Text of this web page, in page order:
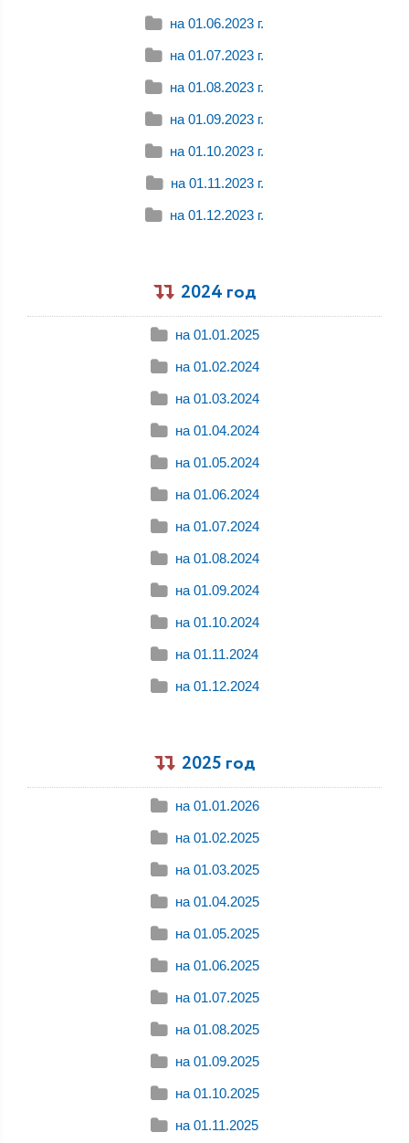
на 01.06.2023 г.
на 01.07.2023 г.
на 01.08.2023 г.
на 01.09.2023 г.
на 01.10.2023 г.
на 01.11.2023 г.
на 01.12.2023 г.
2024 год
на 01.01.2025
на 01.02.2024
на 01.03.2024
на 01.04.2024
на 01.05.2024
на 01.06.2024
на 01.07.2024
на 01.08.2024
на 01.09.2024
на 01.10.2024
на 01.11.2024
на 01.12.2024
2025 год
на 01.01.2026
на 01.02.2025
на 01.03.2025
на 01.04.2025
на 01.05.2025
на 01.06.2025
на 01.07.2025
на 01.08.2025
на 01.09.2025
на 01.10.2025
на 01.11.2025